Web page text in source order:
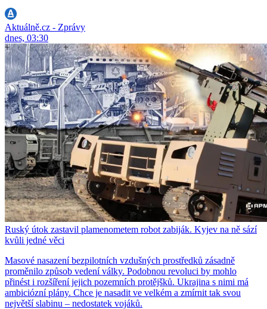
Aktuálně.cz - Zprávy
dnes, 03:30
Ruský útok zastavil plamenometem robot zabiják. Kyjev na ně sází
kvůli jedné věci
Masové nasazení bezpilotních vzdušných prostředků zásadně
proměnilo způsob vedení války. Podobnou revoluci by mohlo
přinést i rozšíření jejich pozemních protějšků. Ukrajina s nimi má
ambiciózní plány. Chce je nasadit ve velkém a zmírnit tak svou
největší slabinu – nedostatek vojáků.